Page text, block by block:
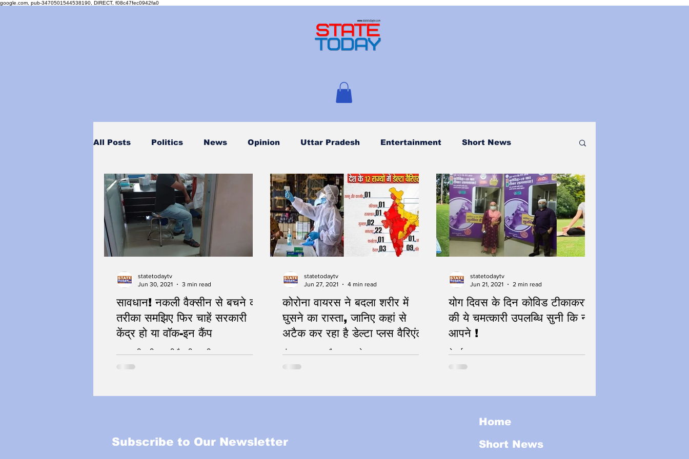
google.com, pub-3470501544538190, DIRECT, f08c47fec0942fa0
All Posts Politics News Opinion Uttar Pradesh Entertainment Short News
Personality
सावधान! नकली वैक्सीन से बचने का
तरीका समझिए फिर चाहें सरकारी
केंद्र हो या वॉक-इन कैंप
सावधानी हटी नकली वैक्सीन लगी !
statetodaytv
Jun 30, 2021
3 min read
कोरोना वायरस ने बदला शरीर में
घुसने का रास्ता, जानिए कहां से
अटैक कर रहा है डेल्टा प्लस वैरिएंट
मुंह, नाक, गला और नए रास्ते
statetodaytv
Jun 27, 2021
4 min read
योग दिवस के दिन कोविड टीकाकरण
की ये चमत्कारी उपलब्धि सुनी कि नहीं
आपने !
ये हुई ना बात!
statetodaytv
Jun 21, 2021
2 min read
Subscribe to Our Newsletter
Home
Short News